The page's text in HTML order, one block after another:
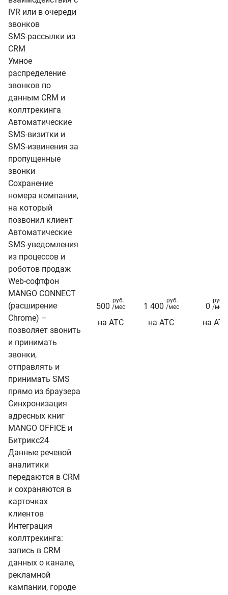
IVR или в очереди
звонков
SMS-рассылки из
CRM
Умное
распределение
звонков по
данным CRM и
коллтрекинга
Автоматические
SMS-визитки и
SMS-извинения за
пропущенные
звонки
Сохранение
номера компании,
на который
позвонил клиент
Автоматические
SMS-уведомления
из процессов и
роботов продаж
Web-софтфон
MANGO CONNECT
(расширение
Chrome) –
позволяет звонить
и принимать
звонки,
отправлять и
принимать SMS
прямо из браузера
Синхронизация
адресных книг
MANGO OFFICE и
Битрикс24
Данные речевой
аналитики
передаются в CRM
и сохраняются в
карточках
клиентов
Интеграция
коллтрекинга:
запись в CRM
данных о канале,
рекламной
кампании, городе
500
руб.
/мес
на АТС
1 400
руб.
/мес
на АТС
0
руб.
/мес
на АТС